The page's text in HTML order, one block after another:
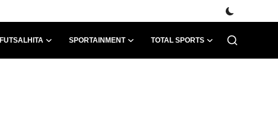
FUTSALHITA SPORTAINMENT TOTAL SPORTS